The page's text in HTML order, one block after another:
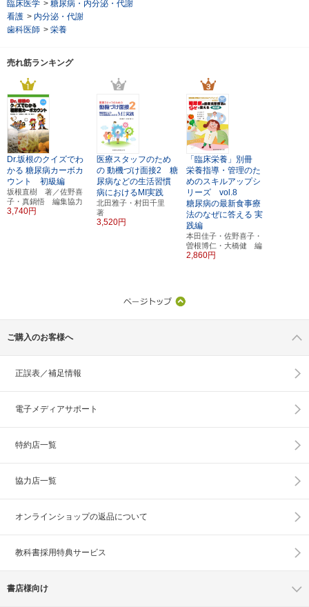
臨床医学 > 糖尿病・内分泌・代謝
看護 > 内分泌・代謝
歯科医師 > 栄養
売れ筋ランキング
Dr.坂根のクイズでわ
かる 糖尿病カーボカ
ウント 初級編
坂根直樹 著／佐野喜
子・真鍋悟 編集協力
3,740円
医療スタッフのため
の 動機づけ面接2 糖
尿病などの生活習慣
病におけるMI実践
北田雅子・村田千里
著
3,520円
「臨床栄養」別冊
栄養指導・管理のた
めのスキルアップシ
リーズ vol.8
糖尿病の最新食事療
法のなぜに答える 実
践編
本田佳子・佐野喜子・
曽根博仁・大橋健 編
2,860円
ご購入のお客様へ
正誤表／補足情報
電子メディアサポート
特約店一覧
協力店一覧
オンラインショップの返品について
教科書採用特典サービス
書店様向け